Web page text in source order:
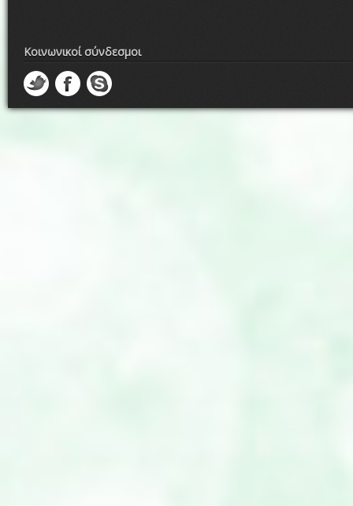
Κοινωνικοί σύνδεσμοι